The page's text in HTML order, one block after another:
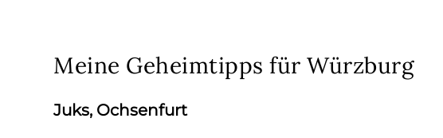
Meine Geheimtipps für Würzburg
Juks, Ochsenfurt